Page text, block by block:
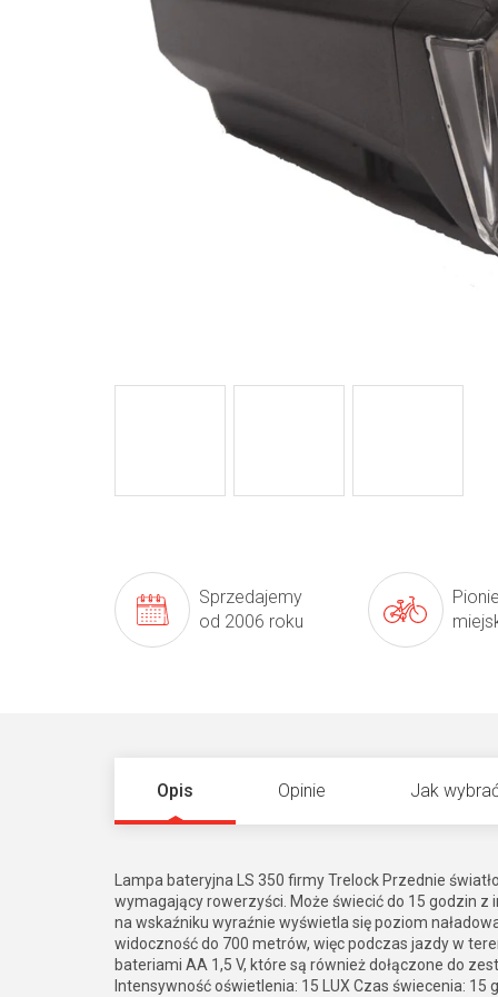
Sprzedajemy
od 2006 roku
Opis Opinie Jak
Lampa bateryjna LS 350 firmy Trelock Przednie
wymagający rowerzyści. Może świecić do 15 godzin
na wskaźniku wyraźnie wyświetla się poziom
widoczność do 700 metrów, więc podczas jazdy w
bateriami AA 1,5 V, które są również dołączone do
Intensywność oświetlenia: 15 LUX Czas świecenia: